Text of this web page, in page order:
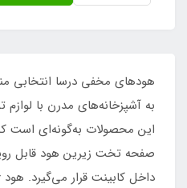
هودهای مخفی درسا انتخابی
به آشپزخانه‌های مدرن با
این محصولات به‌گونه‌ای است
صفحه تخت زیرین هود قابل